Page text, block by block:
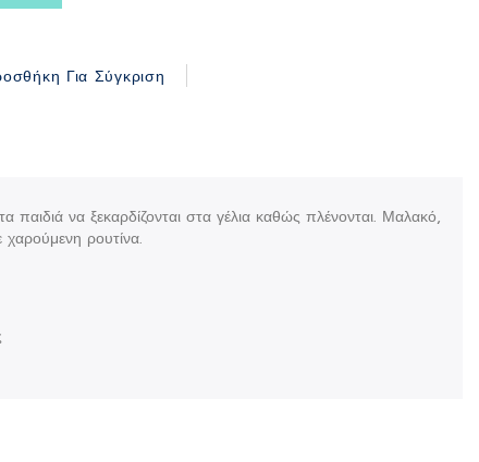
Για Σύγκριση
να ξεκαρδίζονται στα γέλια καθώς πλένονται. Μαλακό,
ρουτίνα.